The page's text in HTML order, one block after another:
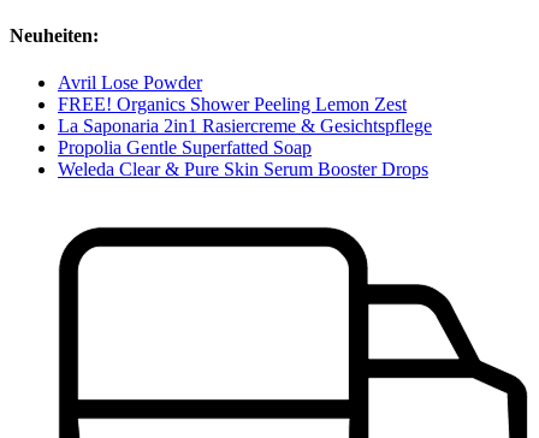
Neuheiten:
Avril Lose Powder
FREE! Organics Shower Peeling Lemon Zest
La Saponaria 2in1 Rasiercreme & Gesichtspflege
Propolia Gentle Superfatted Soap
Weleda Clear & Pure Skin Serum Booster Drops